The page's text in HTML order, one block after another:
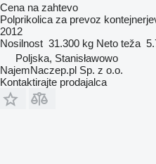
Cena na zahtevo
Polprikolica za prevoz
2012
Nosilnost 31.300 kg Neto teža
Poljska, Stanisławowo
NajemNaczep.pl Sp. z o.o.
Kontaktirajte prodajalca